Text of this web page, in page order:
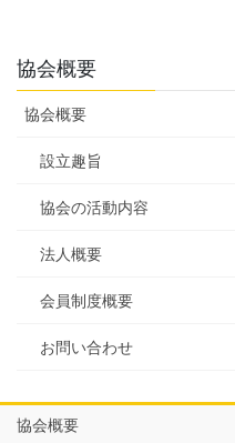
協会概要
協会概要
設立趣旨
協会の活動内容
法人概要
会員制度概要
お問い合わせ
協会概要